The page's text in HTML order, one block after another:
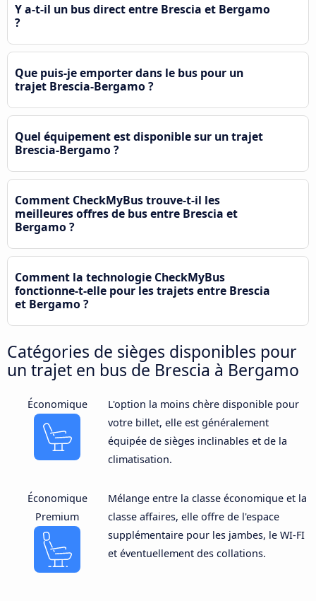
Y a-t-il un bus direct entre Brescia et Bergamo
?
Que puis-je emporter dans le bus pour un
trajet Brescia-Bergamo ?
Quel équipement est disponible sur un trajet
Brescia-Bergamo ?
Comment CheckMyBus trouve-t-il les
meilleures offres de bus entre Brescia et
Bergamo ?
Comment la technologie CheckMyBus
fonctionne-t-elle pour les trajets entre Brescia
et Bergamo ?
Catégories de sièges disponibles pour
un trajet en bus de Brescia à Bergamo
Économique
L'option la moins chère disponible pour
votre billet, elle est généralement
équipée de sièges inclinables et de la
climatisation.
Économique
Premium
Mélange entre la classe économique et la
classe affaires, elle offre de l'espace
supplémentaire pour les jambes, le WI-FI
et éventuellement des collations.